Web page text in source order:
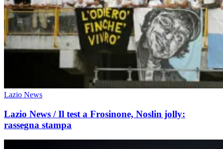
Lazio News
Lazio News / Il test a Frosinone, Noslin jolly:
rassegna stampa